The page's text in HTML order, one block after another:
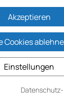
203,29 €, 32 Rue de
wurde am
​​HOLDING mit
EURO.
GÜLTIG, SOWIE DER
Akzeptieren
Cookies
Einstellungen